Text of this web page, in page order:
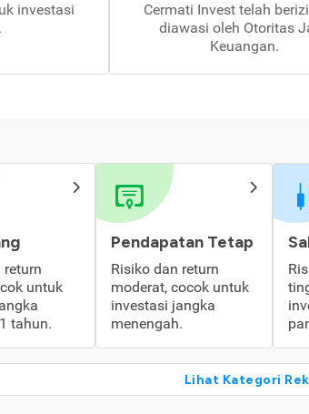
investasi
Cermati Invest telah
diawasi oleh Otoritas
Keuangan.
return
untuk
tahun.
Pendapatan Tetap
Risiko dan return
moderat, cocok untuk
investasi jangka
menengah.
Lihat Kategori